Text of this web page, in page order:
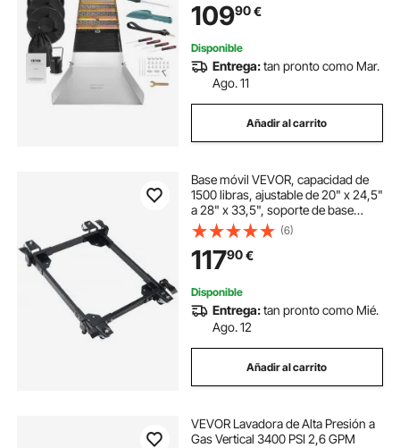
Buscador de Oro, Ríos de Jardín
10990€
Disponible
Entrega:tan pronto como Mar.
Ago. 11
Añadir al carrito
Base móvil VEVOR, capacidad de
1500 libras, ajustable de 20" x 24,5"
a 28" x 33,5", soporte de base
móvil universal resistente con 4
ruedas giratorias, para equipos de
carpintería, sierras de cinta,
herramientas eléctricas, máquinas
(6)
11790€
Disponible
Entrega:tan pronto como Mié.
Ago. 12
Añadir al carrito
VEVOR Lavadora de Alta Presión a
Gas Vertical 3400 PSI 2,6 GPM